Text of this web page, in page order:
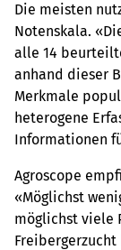
Die meisten
Notenskala.
alle 14
anhand dieser
Merkmale
heterogene
Informationen
Agroscope
«Möglichst
möglichst viele